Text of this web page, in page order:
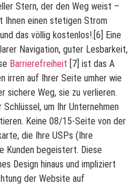
Stern, der den Weg weist –
Ihnen einen stetigen Strom
das völlig kostenlos!.[6] Eine
Navigation, guter Lesbarkeit,
Barrierefreiheit [7] ist das A
irren auf Ihrer Seite umher wie
sichere Weg, sie zu verlieren.
um Ihr Unternehmen
Keine 08/15-Seite von der
die Ihre USPs (Ihre
Kunden begeistert. Diese
Design hinaus und impliziert
der Website auf